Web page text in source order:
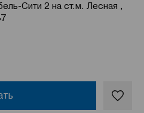
Сити 2 на ст.м. Лесная ,